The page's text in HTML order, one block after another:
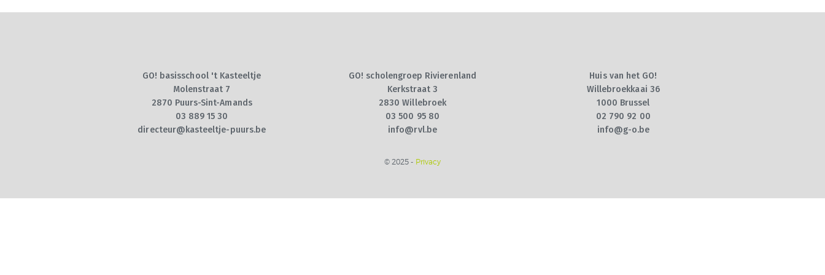
SCHOOLREGLEMENT
CONTACT
GO! basisschool 't Kasteeltje
Molenstraat 7
2870 Puurs-Sint-Amands
03 889 15 30
directeur@kasteeltje-puurs.be
GO! scholengroep Rivierenland
Kerkstraat 3
2830 Willebroek
03 500 95 80
info@rvl.be
Huis van het GO!
Willebroekkaai 36
1000 Brussel
02 790 92 00
info@g-o.be
© 2025 - Privacy